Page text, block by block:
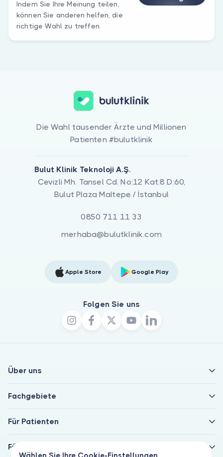
Indem Sie Ihre Meinung teilen,
können Sie anderen helfen, die
richtige Wahl zu treffen.
Die Wahl tausender Ärzte und Millionen
Patienten #bulutklinik
Bulut Klinik Teknoloji A.Ş.
Cevizli Mh. Tansel Cd. No:12 Kat:8 D:60,
Bulut Plaza Maltepe / İstanbul
0850 711 11 33
merhaba@bulutklinik.com
Apple Store Google Play
Folgen Sie uns
Über uns
Fachgebiete
Für Patienten
Für Ärzte